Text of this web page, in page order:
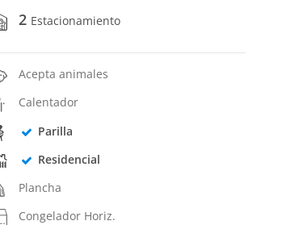
2 Estacionamiento
Acepta animales
Calentador
Parilla
Residencial
Plancha
Congelador Horiz.